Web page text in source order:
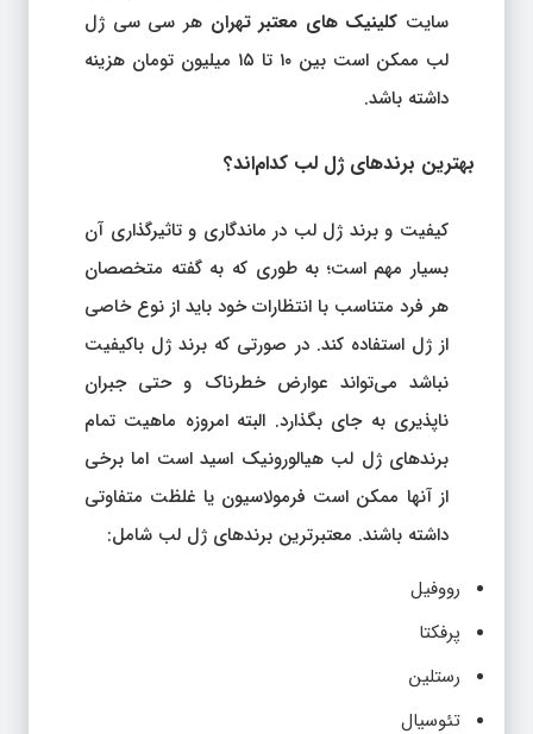
سایت کلینیک های معتبر تهران هر سی سی ژل
لب ممکن است بین ۱۰ تا ۱۵ میلیون تومان هزینه
داشته باشد.
بهترین برندهای ژل لب کدام‌اند؟
کیفیت و برند ژل لب در ماندگاری و تاثیرگذاری آن
بسیار مهم است؛ به طوری که به گفته متخصصان
هر فرد متناسب با انتظارات خود باید از نوع خاصی
از ژل استفاده کند. در صورتی که برند ژل باکیفیت
نباشد می‌تواند عوارض خطرناک و حتی جبران
ناپذیری به جای بگذارد. البته امروزه ماهیت تمام
برندهای ژل لب هیالورونیک اسید است اما برخی
از آنها ممکن است فرمولاسیون یا غلظت متفاوتی
داشته باشند. معتبرترین برندهای ژل لب شامل:
رووفیل
پرفکتا
رستلین
تئوسیال